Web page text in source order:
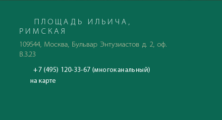
ПЛОЩАДЬ ИЛЬИЧА,
РИМСКАЯ
109544, Москва, Бульвар Энтузиастов д. 2, оф.
В.3.23
+7 (495) 120-33-67 (многоканальный)
на карте